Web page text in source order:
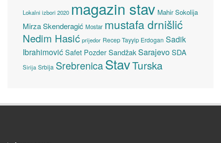
Lokalni izbori 2020 magazin stav Mahir Sokolija
Mirza Skenderagić Mostar mustafa drnišlić
Nedim Hasić prijedor Recep Tayyip Erdogan Sadik
Ibrahimović Safet Pozder SandžakSarajevoSDA
Sirija Srbija SrebrenicaStavTurska